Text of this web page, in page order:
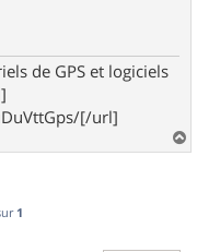
de GPS et logiciels
[/url]
a
1